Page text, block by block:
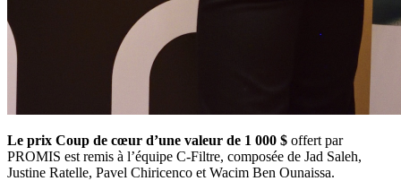
Le prix Coup de cœur d’une valeur de 1 000 $ offert par
PROMIS est remis à l’équipe C-Filtre, composée de Jad Saleh,
Justine Ratelle, Pavel Chiricenco et Wacim Ben Ounaissa.